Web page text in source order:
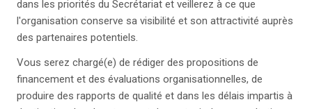
dans les priorités du Secrétariat et veillerez à ce que
l'organisation conserve sa visibilité et son attractivité auprès
des partenaires potentiels.
Vous serez chargé(e) de rédiger des propositions de
financement et des évaluations organisationnelles, de
produire des rapports de qualité et dans les délais impartis à